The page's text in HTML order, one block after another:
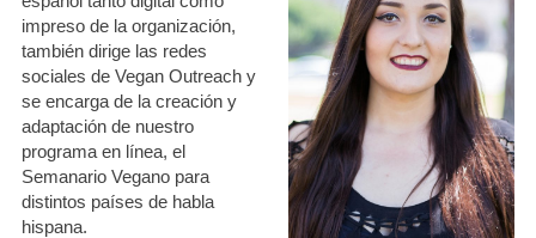
impreso de la organización,
también dirige las redes
sociales de Vegan Outreach y
se encarga de la creación y
adaptación de nuestro
programa en línea, el
Semanario Vegano para
distintos países de habla
hispana.